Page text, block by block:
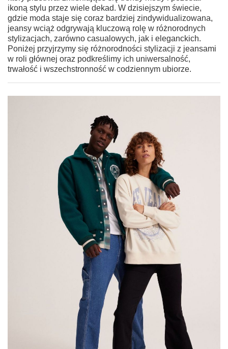
ikoną stylu przez wiele dekad. W dzisiejszym świecie,
gdzie moda staje się coraz bardziej zindywidualizowana,
jeansy wciąż odgrywają kluczową rolę w różnorodnych
stylizacjach, zarówno casualowych, jak i eleganckich.
Poniżej przyjrzymy się różnorodności stylizacji z jeansami
w roli głównej oraz podkreślimy ich uniwersalność,
trwałość i wszechstronność w codziennym ubiorze.